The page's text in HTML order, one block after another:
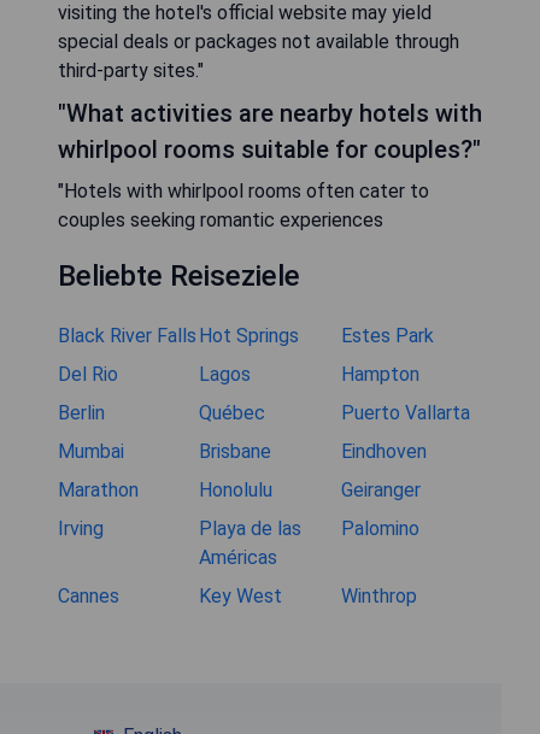
visiting the hotel's official website may yield
special deals or packages not available through
third-party sites."
"What activities are nearby hotels with
whirlpool rooms suitable for couples?"
"Hotels with whirlpool rooms often cater to
couples seeking romantic experiences
Beliebte Reiseziele
Black River Falls Hot Springs
Estes Park
Del Rio
Lagos
Hampton
Berlin
Québec
Puerto Vallarta
Mumbai
Brisbane
Eindhoven
Marathon
Honolulu
Geiranger
Irving
Playa de las
Américas
Palomino
Cannes Key West Winthrop